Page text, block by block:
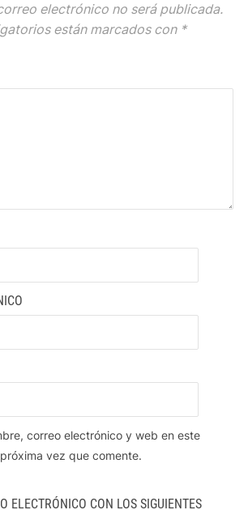
electrónico no será publicada.
están marcados con *
correo electrónico y web en este
vez que comente.
ELECTRÓNICO CON LOS SIGUIENTES